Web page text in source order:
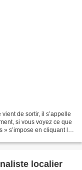
de sortir, il s’appelle
si vous voyez ce que
s’impose en cliquant là
localier